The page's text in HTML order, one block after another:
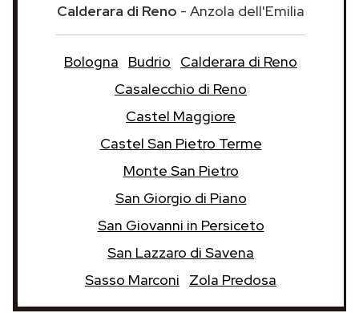
Calderara di Reno - Anzola dell'Emilia
Bologna Budrio
Calderara di Reno
Casalecchio di Reno
Castel Maggiore
Castel San Pietro Terme
Monte San Pietro
San Giorgio di Piano
San Giovanni in Persiceto
San Lazzaro di Savena
Sasso Marconi
Zola Predosa